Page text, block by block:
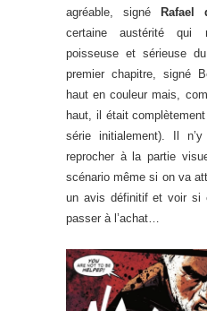
agréable, signé Rafael
certaine austérité qui
poisseuse et sérieuse
premier chapitre, signé
haut en couleur mais,
haut, il était
série initialement). Il
reprocher à la partie
scénario même si on va
un avis définitif et voir si
passer à l’achat…